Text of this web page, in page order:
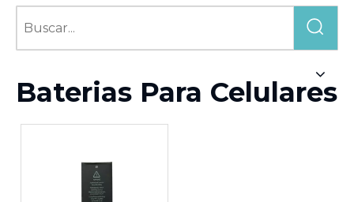
Baterias Para Celulares